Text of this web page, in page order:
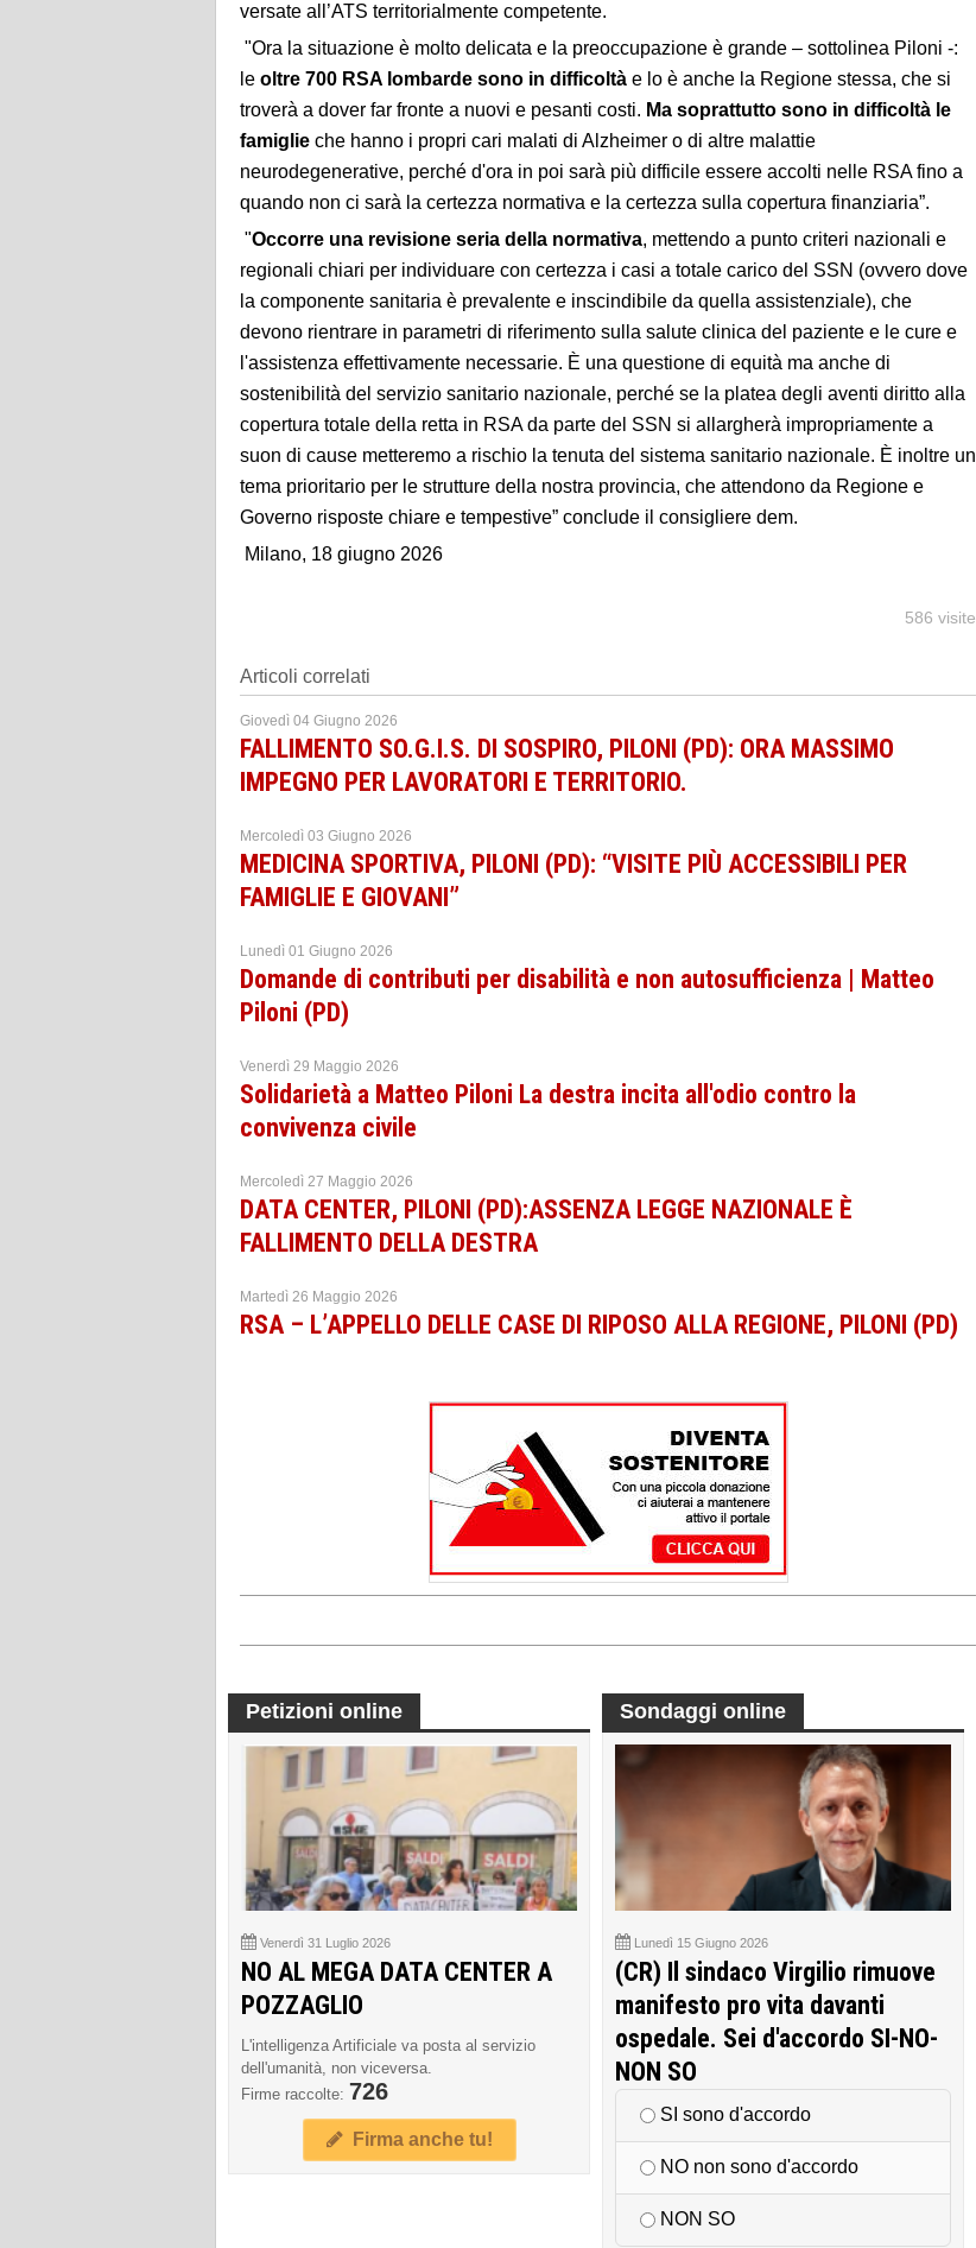
versate all’ATS territorialmente competente.
"Ora la situazione è molto delicata e la preoccupazione è grande – sottolinea Piloni -:
le oltre 700 RSA lombarde sono in difficoltà e lo è anche la Regione stessa, che si
troverà a dover far fronte a nuovi e pesanti costi. Ma soprattutto sono in difficoltà le
famiglie che hanno i propri cari malati di Alzheimer o di altre malattie
neurodegenerative, perché d'ora in poi sarà più difficile essere accolti nelle RSA fino a
quando non ci sarà la certezza normativa e la certezza sulla copertura finanziaria”.
"Occorre una revisione seria della normativa, mettendo a punto criteri nazionali e
regionali chiari per individuare con certezza i casi a totale carico del SSN (ovvero dove
la componente sanitaria è prevalente e inscindibile da quella assistenziale), che
devono rientrare in parametri di riferimento sulla salute clinica del paziente e le cure e
l'assistenza effettivamente necessarie. È una questione di equità ma anche di
sostenibilità del servizio sanitario nazionale, perché se la platea degli aventi diritto alla
copertura totale della retta in RSA da parte del SSN si allargherà impropriamente a
suon di cause metteremo a rischio la tenuta del sistema sanitario nazionale. È inoltre un
tema prioritario per le strutture della nostra provincia, che attendono da Regione e
Governo risposte chiare e tempestive” conclude il consigliere dem.
Milano, 18 giugno 2026
586 visite
Articoli correlati
Giovedì 04 Giugno 2026
FALLIMENTO SO.G.I.S. DI SOSPIRO, PILONI (PD): ORA MASSIMO
IMPEGNO PER LAVORATORI E TERRITORIO.
Mercoledì 03 Giugno 2026
MEDICINA SPORTIVA, PILONI (PD): “VISITE PIÙ ACCESSIBILI PER
FAMIGLIE E GIOVANI”
Lunedì 01 Giugno 2026
Domande di contributi per disabilità e non autosufficienza | Matteo
Piloni (PD)
Venerdì 29 Maggio 2026
Solidarietà a Matteo Piloni La destra incita all'odio contro la
convivenza civile
Mercoledì 27 Maggio 2026
DATA CENTER, PILONI (PD):ASSENZA LEGGE NAZIONALE È
FALLIMENTO DELLA DESTRA
Martedì 26 Maggio 2026
RSA – L’APPELLO DELLE CASE DI RIPOSO ALLA REGIONE, PILONI (PD)
Petizioni online
Venerdì 31 Luglio 2026
NO AL MEGA DATA CENTER A
POZZAGLIO
L'intelligenza Artificiale va posta al servizio
dell'umanità, non viceversa.
Firme raccolte: 726
Firma anche tu!
Sondaggi online
Lunedì 15 Giugno 2026
(CR) Il sindaco Virgilio rimuove
manifesto pro vita davanti
ospedale. Sei d'accordo SI-NO-
NON SO
SI sono d'accordo
NO non sono d'accordo
NON SO